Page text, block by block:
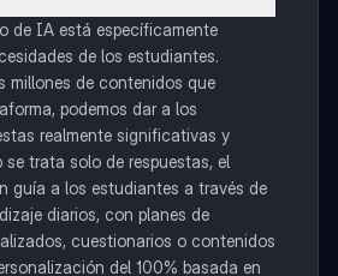
de IA está específicamente
de los estudiantes.
millones de contenidos que
podemos dar a los
realmente significativas y
se trata solo de respuestas, el
guía a los estudiantes a través de
diarios, con planes de
cuestionarios o contenidos
del 100% basada en